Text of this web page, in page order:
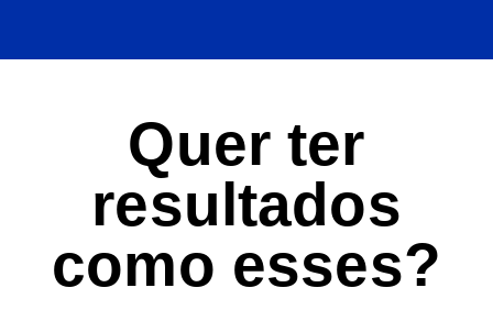
Quer ter
resultados
como esses?